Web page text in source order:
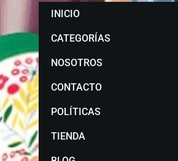
INICIO
CATEGORÍAS
NOSOTROS
CONTACTO
POLÍTICAS
TIENDA